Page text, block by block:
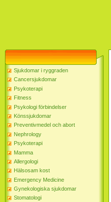
Sjukdomar i ryggraden
Cancersjukdomar
Psykoterapi
Fitness
Psykologi förbindelser
Könssjukdomar
Preventivmedel och abort
Nephrology
Psykoterapi
Mamma
Allergologi
Hälsosam kost
Emergency Medicine
Gynekologiska sjukdomar
Stomatologi